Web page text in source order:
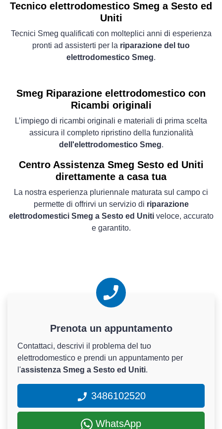
Tecnico elettrodomestico Smeg a Sesto ed
Uniti
Tecnici Smeg qualificati con molteplici anni di esperienza
pronti ad assisterti per la riparazione del tuo
elettrodomestico Smeg.
Smeg Riparazione elettrodomestico con
Ricambi originali
L’impiego di ricambi originali e materiali di prima scelta
assicura il completo ripristino della funzionalità
dell'elettrodomestico Smeg.
Centro Assistenza Smeg Sesto ed Uniti
direttamente a casa tua
La nostra esperienza pluriennale maturata sul campo ci
permette di offrirvi un servizio di riparazione
elettrodomestici Smeg a Sesto ed Unitiveloce, accurato
e garantito.
Prenota un appuntamento
Contattaci, descrivi il problema del tuo
elettrodomestico e prendi un appuntamento per
l'assistenza Smeg a Sesto ed Uniti.
3486102520
WhatsApp